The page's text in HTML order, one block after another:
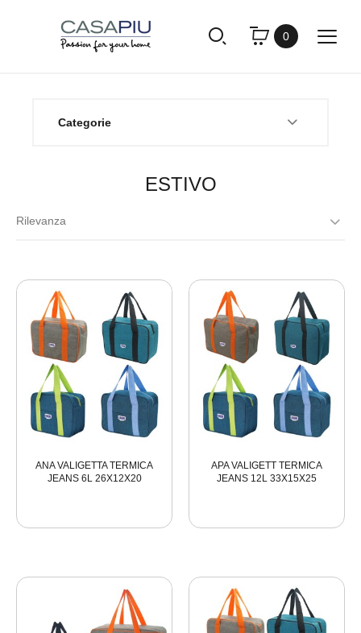
0
Categorie
ESTIVO
Rilevanza
ANA VALIGETTA TERMICA
JEANS 6L 26X12X20
APA VALIGETT TERMICA
JEANS 12L 33X15X25